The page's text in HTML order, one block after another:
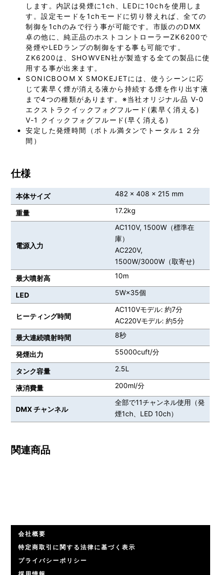
します。内訳は発煙に1ch、LEDに10chを使用しま
す。設定モードを1chモードに切り替えれば、全ての
制御を1chのみで行う事が可能です。市販ののDMX
卓の他に、純正品のホストコントローラーZK6200で
発煙やLEDランプの制御をする事も可能です。
ZK6200は、SHOWVEN社が製造する全ての製品に使
用する事が出来ます。
SONICBOOM X SMOKEJETには、使うシーンに応
じて素早く煙が消える液から持続する煙を作り出す液
まで4つの種類があります。※当社オリジナル品 V-0
エクストラクイックフォグフルード(素早く消える)
V-1 クイックフォグフルード(早く消える)
安定した発煙時間（ボトル満タンでトータル１２分
間）
仕様
本体サイズ 482 x 408 x 215 mm
重量 17.2kg
電源入力
AC110V, 1500W（標準在
庫）
AC220V,
1500W/3000W（取寄せ)
最大噴射高
10m
LED 5W×35個
ヒーティング時間
AC110Vモデル: 約7分
AC220Vモデル: 約5分
最大連続噴射時間
8秒
発煙出力 55000cuft/分
タンク容量 2.5L
液消費量 200ml/分
DMX チャンネル
全部で11チャンネル使用（発
煙1ch、LED 10ch）
関連商品
会社概要
特定商取引に関する法律に基づく表示
プライバシーポリシー